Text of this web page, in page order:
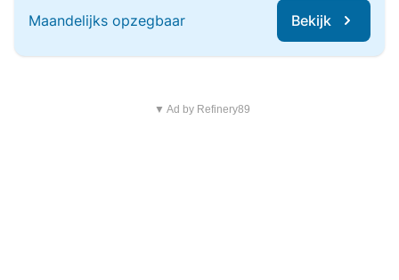
Maandelijks opzegbaar Bekijk
▼ Ad by Refinery89